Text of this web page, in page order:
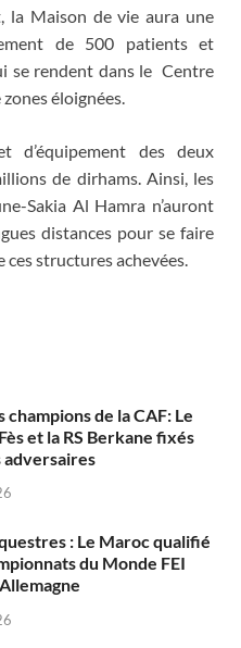
la Maison de vie aura une
de 500 patients et
se rendent dans le Centre
éloignées.
d’équipement des deux
de dirhams. Ainsi, les
Sakia Al Hamra n’auront
distances pour se faire
structures achevées.
champions de la CAF: Le
et la RS Berkane fixés
adversaires
: Le Maroc qualifié
du Monde FEI